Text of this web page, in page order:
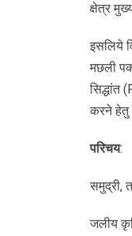
क्षेत्र
इसलिये
मछली
सिद्धांत
करने हेतु
परिचय:
समुद्री,
जलीय